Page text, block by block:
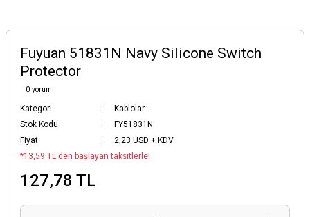
Fuyuan 51831N Navy Silicone Switch
Protector
0 yorum
Kategori
Kablolar
Stok Kodu
FY51831N
Fiyat
2,23 USD + KDV
*13,59 TL den başlayan taksitlerle!
127,78 TL